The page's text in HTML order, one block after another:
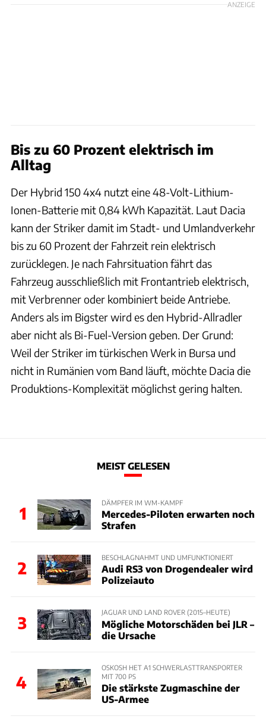
ANZEIGE
Bis zu 60 Prozent elektrisch im
Alltag
Der Hybrid 150 4x4 nutzt eine 48-Volt-Lithium-
Ionen-Batterie mit 0,84 kWh Kapazität. Laut Dacia
kann der Striker damit im Stadt- und Umlandverkehr
bis zu 60 Prozent der Fahrzeit rein elektrisch
zurücklegen. Je nach Fahrsituation fährt das
Fahrzeug ausschließlich mit Frontantrieb elektrisch,
mit Verbrenner oder kombiniert beide Antriebe.
Anders als im Bigster wird es den Hybrid-Allradler
aber nicht als Bi-Fuel-Version geben. Der Grund:
Weil der Striker im türkischen Werk in Bursa und
nicht in Rumänien vom Band läuft, möchte Dacia die
Produktions-Komplexität möglichst gering halten.
MEIST GELESEN
1
DÄMPFER IM WM-KAMPF
Mercedes-Piloten erwarten noch
Strafen
2
BESCHLAGNAHMT UND UMFUNKTIONIERT
Audi RS3 von Drogendealer wird
Polizeiauto
3
JAGUAR UND LAND ROVER (2015–HEUTE)
Mögliche Motorschäden bei JLR –
die Ursache
4
OSKOSH HET A1 SCHWERLASTTRANSPORTER
MIT 700 PS
Die stärkste Zugmaschine der
US-Armee